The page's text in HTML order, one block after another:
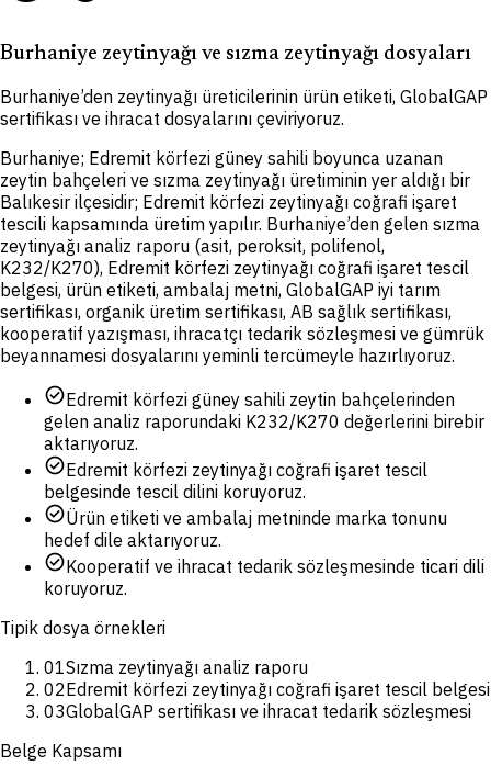
Burhaniye zeytinyağı ve sızma zeytinyağı dosyaları
Burhaniye’den zeytinyağı üreticilerinin ürün etiketi, GlobalGAP
sertifikası ve ihracat dosyalarını çeviriyoruz.
Burhaniye; Edremit körfezi güney sahili boyunca uzanan
zeytin bahçeleri ve sızma zeytinyağı üretiminin yer aldığı bir
Balıkesir ilçesidir; Edremit körfezi zeytinyağı coğrafi işaret
tescili kapsamında üretim yapılır. Burhaniye’den gelen sızma
zeytinyağı analiz raporu (asit, peroksit, polifenol,
K232/K270), Edremit körfezi zeytinyağı coğrafi işaret tescil
belgesi, ürün etiketi, ambalaj metni, GlobalGAP iyi tarım
sertifikası, organik üretim sertifikası, AB sağlık sertifikası,
kooperatif yazışması, ihracatçı tedarik sözleşmesi ve gümrük
beyannamesi dosyalarını yeminli tercümeyle hazırlıyoruz.
check_circleEdremit körfezi güney sahili zeytin bahçelerinden
gelen analiz raporundaki K232/K270 değerlerini birebir
aktarıyoruz.
check_circleEdremit körfezi zeytinyağı coğrafi işaret tescil
belgesinde tescil dilini koruyoruz.
check_circleÜrün etiketi ve ambalaj metninde marka tonunu
hedef dile aktarıyoruz.
check_circleKooperatif ve ihracat tedarik sözleşmesinde ticari dili
koruyoruz.
Tipik dosya örnekleri
01Sızma zeytinyağı analiz raporu
02Edremit körfezi zeytinyağı coğrafi işaret tescil belgesi
03GlobalGAP sertifikası ve ihracat tedarik sözleşmesi
Belge Kapsamı